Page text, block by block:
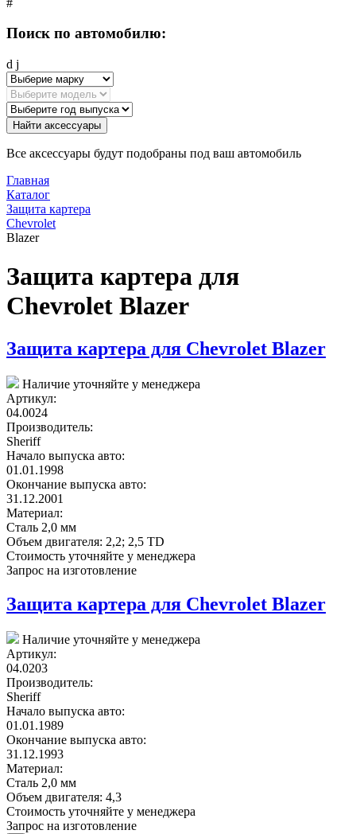
Поиск по автомобилю:
d j
Найти аксессуары
Все аксессуары будут подобраны под ваш автомобиль
Главная
Каталог
Защита картера
Chevrolet
Blazer
Защита картера для
Chevrolet Blazer
Защита картера для Chevrolet Blazer
Наличие уточняйте у менеджера
Артикул:
04.0024
Производитель:
Sheriff
Начало выпуска авто:
01.01.1998
Окончание выпуска авто:
31.12.2001
Материал:
Сталь 2,0 мм
Объем двигателя: 2,2; 2,5 TD
Стоимость уточняйте у менеджера
Запрос на изготовление
Защита картера для Chevrolet Blazer
Наличие уточняйте у менеджера
Артикул:
04.0203
Производитель:
Sheriff
Начало выпуска авто:
01.01.1989
Окончание выпуска авто:
31.12.1993
Материал:
Сталь 2,0 мм
Объем двигателя: 4,3
Стоимость уточняйте у менеджера
Запрос на изготовление